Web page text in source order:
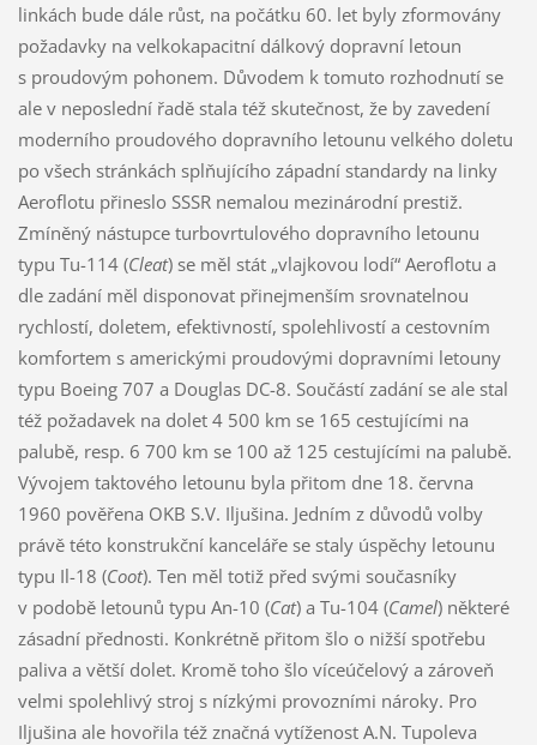
linkách bude dále růst, na počátku 60. let byly zformovány
požadavky na velkokapacitní dálkový dopravní letoun
s proudovým pohonem. Důvodem k tomuto rozhodnutí se
ale v neposlední řadě stala též skutečnost, že by zavedení
moderního proudového dopravního letounu velkého doletu
po všech stránkách splňujícího západní standardy na linky
Aeroflotu přineslo SSSR nemalou mezinárodní prestiž.
Zmíněný nástupce turbovrtulového dopravního letounu
typu Tu-114 (Cleat) se měl stát „vlajkovou lodí“ Aeroflotu a
dle zadání měl disponovat přinejmenším srovnatelnou
rychlostí, doletem, efektivností, spolehlivostí a cestovním
komfortem s americkými proudovými dopravními letouny
typu Boeing 707 a Douglas DC-8. Součástí zadání se ale stal
též požadavek na dolet 4 500 km se 165 cestujícími na
palubě, resp. 6 700 km se 100 až 125 cestujícími na palubě.
Vývojem taktového letounu byla přitom dne 18. června
1960 pověřena OKB S.V. Iljušina. Jedním z důvodů volby
právě této konstrukční kanceláře se staly úspěchy letounu
typu Il-18 (Coot). Ten měl totiž před svými současníky
v podobě letounů typu An-10 (Cat) a Tu-104 (Camel) některé
zásadní přednosti. Konkrétně přitom šlo o nižší spotřebu
paliva a větší dolet. Kromě toho šlo víceúčelový a zároveň
velmi spolehlivý stroj s nízkými provozními nároky. Pro
Iljušina ale hovořila též značná vytíženost A.N. Tupoleva